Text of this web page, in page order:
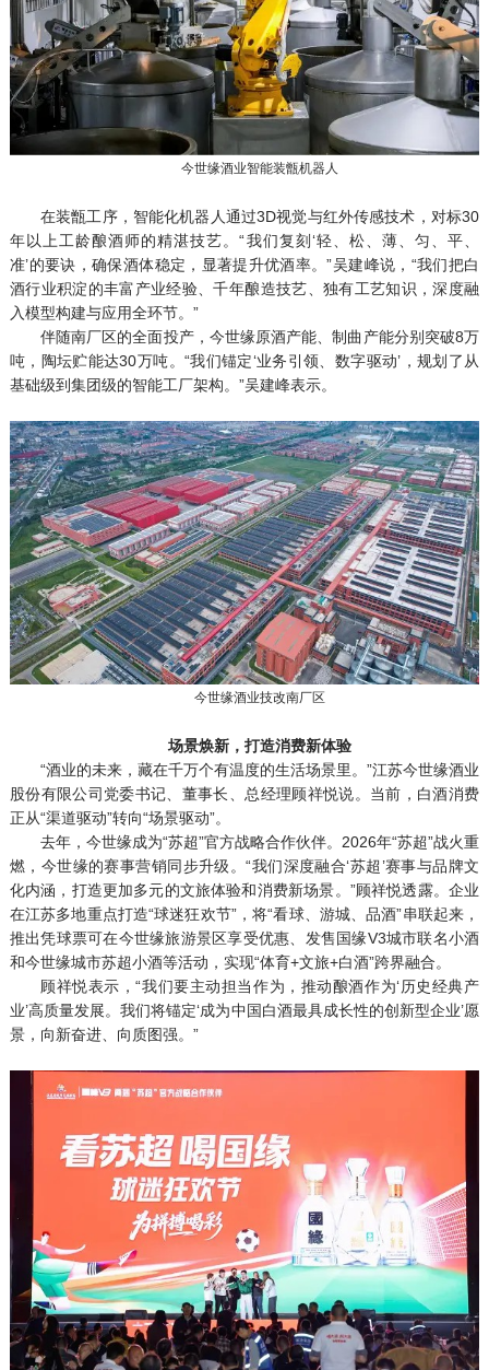
今世缘酒业智能装甑机器人
在装甑工序，智能化机器人通过3D视觉与红外传感技术，对标30
年以上工龄酿酒师的精湛技艺。“我们复刻‘轻、松、薄、匀、平、
准’的要诀，确保酒体稳定，显著提升优酒率。”吴建峰说，“我们把白
酒行业积淀的丰富产业经验、千年酿造技艺、独有工艺知识，深度融
入模型构建与应用全环节。”
伴随南厂区的全面投产，今世缘原酒产能、制曲产能分别突破8万
吨，陶坛贮能达30万吨。“我们锚定‘业务引领、数字驱动’，规划了从
基础级到集团级的智能工厂架构。”吴建峰表示。
今世缘酒业技改南厂区
场景焕新，打造消费新体验
“酒业的未来，藏在千万个有温度的生活场景里。”江苏今世缘酒业
股份有限公司党委书记、董事长、总经理顾祥悦说。当前，白酒消费
正从“渠道驱动”转向“场景驱动”。
去年，今世缘成为“苏超”官方战略合作伙伴。2026年“苏超”战火重
燃，今世缘的赛事营销同步升级。“我们深度融合‘苏超’赛事与品牌文
化内涵，打造更加多元的文旅体验和消费新场景。”顾祥悦透露。企业
在江苏多地重点打造“球迷狂欢节”，将“看球、游城、品酒”串联起来，
推出凭球票可在今世缘旅游景区享受优惠、发售国缘V3城市联名小酒
和今世缘城市苏超小酒等活动，实现“体育+文旅+白酒”跨界融合。
顾祥悦表示，“我们要主动担当作为，推动酿酒作为‘历史经典产
业’高质量发展。我们将锚定‘成为中国白酒最具成长性的创新型企业’愿
景，向新奋进、向质图强。”